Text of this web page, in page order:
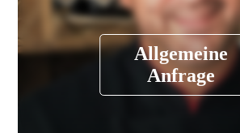
Allgemeine
Anfrage